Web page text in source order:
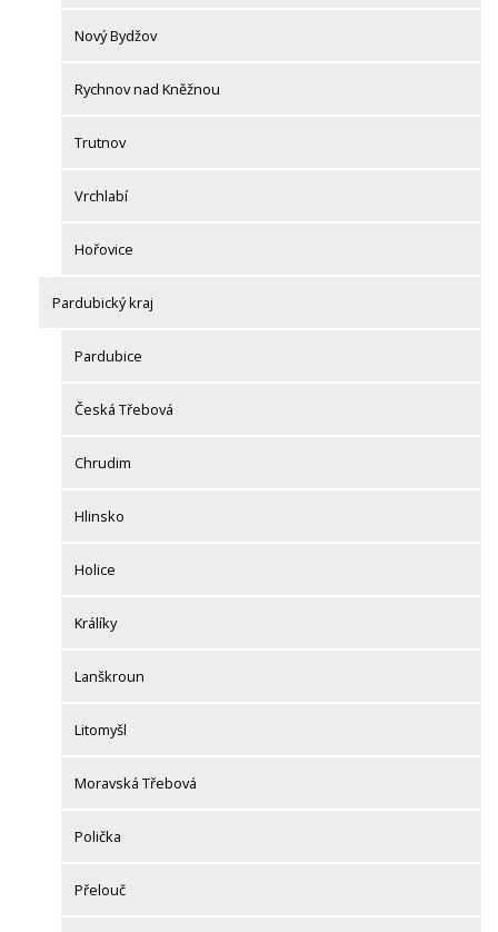
Nový Bydžov
Rychnov nad Kněžnou
Trutnov
Vrchlabí
Hořovice
Pardubický kraj
Pardubice
Česká Třebová
Chrudim
Hlinsko
Holice
Králíky
Lanškroun
Litomyšl
Moravská Třebová
Polička
Přelouč